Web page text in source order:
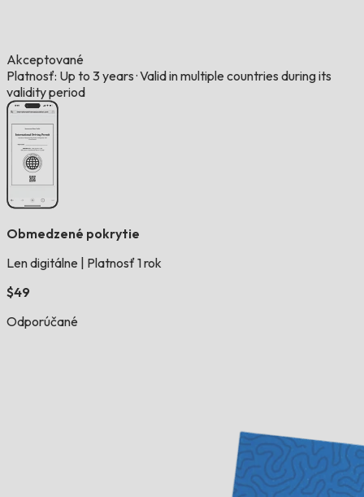
Akceptované
Platnosť: Up to 3 years ·Valid in multiple countries during its
validity period
Obmedzené pokrytie
Len digitálne
Platnosť 1 rok
$49
Odporúčané